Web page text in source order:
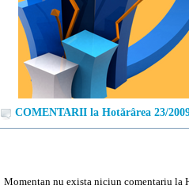
COMENTARII la Hotărârea 23/
Momentan nu exista niciun comentariu la